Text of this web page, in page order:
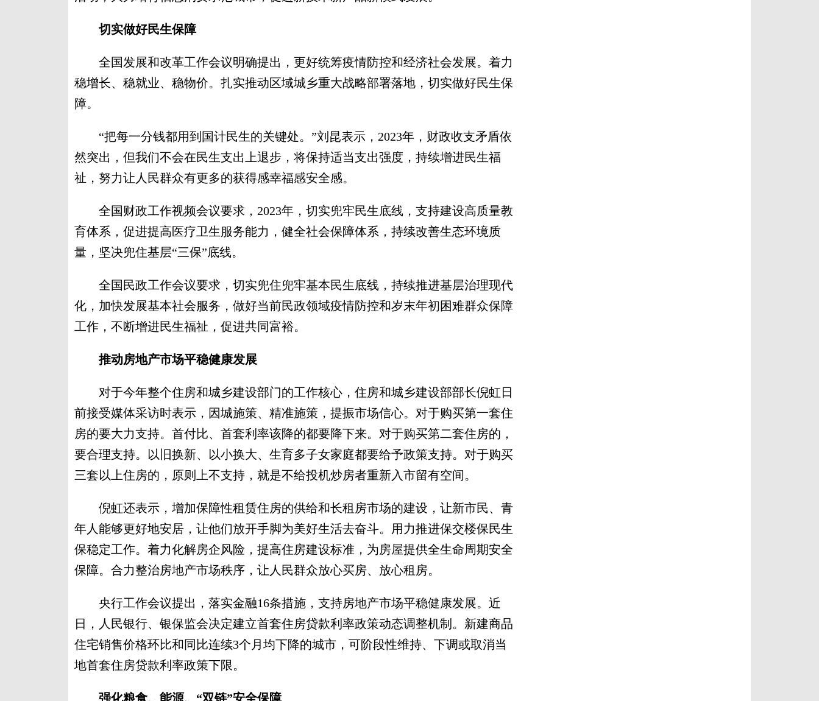
切实做好民生保障
全国发展和改革工作会议明确提出，更好统筹疫情防控和经济社会发展。着力
稳增长、稳就业、稳物价。扎实推动区域城乡重大战略部署落地，切实做好民生保
障。
“把每一分钱都用到国计民生的关键处。”刘昆表示，2023年，财政收支矛盾依
然突出，但我们不会在民生支出上退步，将保持适当支出强度，持续增进民生福
祉，努力让人民群众有更多的获得感幸福感安全感。
全国财政工作视频会议要求，2023年，切实兜牢民生底线，支持建设高质量教
育体系，促进提高医疗卫生服务能力，健全社会保障体系，持续改善生态环境质
量，坚决兜住基层“三保”底线。
全国民政工作会议要求，切实兜住兜牢基本民生底线，持续推进基层治理现代
化，加快发展基本社会服务，做好当前民政领域疫情防控和岁末年初困难群众保障
工作，不断增进民生福祉，促进共同富裕。
推动房地产市场平稳健康发展
对于今年整个住房和城乡建设部门的工作核心，住房和城乡建设部部长倪虹日
前接受媒体采访时表示，因城施策、精准施策，提振市场信心。对于购买第一套住
房的要大力支持。首付比、首套利率该降的都要降下来。对于购买第二套住房的，
要合理支持。以旧换新、以小换大、生育多子女家庭都要给予政策支持。对于购买
三套以上住房的，原则上不支持，就是不给投机炒房者重新入市留有空间。
倪虹还表示，增加保障性租赁住房的供给和长租房市场的建设，让新市民、青
年人能够更好地安居，让他们放开手脚为美好生活去奋斗。用力推进保交楼保民生
保稳定工作。着力化解房企风险，提高住房建设标准，为房屋提供全生命周期安全
保障。合力整治房地产市场秩序，让人民群众放心买房、放心租房。
央行工作会议提出，落实金融16条措施，支持房地产市场平稳健康发展。近
日，人民银行、银保监会决定建立首套住房贷款利率政策动态调整机制。新建商品
住宅销售价格环比和同比连续3个月均下降的城市，可阶段性维持、下调或取消当
地首套住房贷款利率政策下限。
强化粮食、能源、“双链”安全保障